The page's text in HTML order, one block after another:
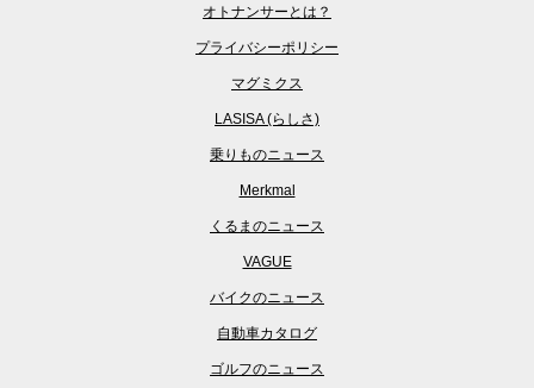
オトナンサーとは？
プライバシーポリシー
マグミクス
LASISA (らしさ)
乗りものニュース
Merkmal
くるまのニュース
VAGUE
バイクのニュース
自動車カタログ
ゴルフのニュース